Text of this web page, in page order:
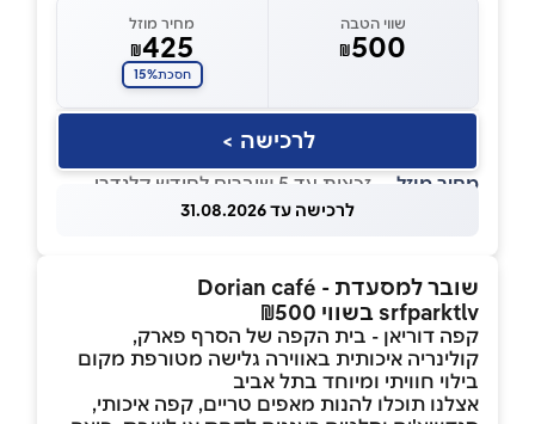
שווי הטבה
₪500
מחיר מוזל
₪425
חסכת15%
לרכישה >
מחיר מוזל — זכאות עד 5 שוברים לחודש קלנדרי
לרכישה עד 31.08.2026
שובר למסעדת Dorian café -
srfparktlv בשווי ₪500
קפה דוריאן - בית הקפה של הסרף פארק,
קולינריה איכותית באווירה גלישה מטורפת מקום
בילוי חוויתי ומיוחד בתל אביב
אצלנו תוכלו להנות מאפים טריים, קפה איכותי,